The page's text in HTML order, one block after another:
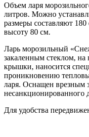
Объем ларя
литров. Можно
размеры составляют
высоту 80 см.
Ларь морозильный
закаленным стеклом, на
крышки, наносится
проникновению
ларя. Оснащен врезным
несанкционированного
Для удобства